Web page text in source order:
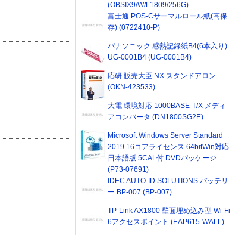
(OBSIX9/W/L1809/256G)
富士通 POS-Cサーマルロール紙(高保
存) (0722410-P)
パナソニック 感熱記録紙B4(6本入り)
UG-0001B4 (UG-0001B4)
応研 販売大臣 NX スタンドアロン
(OKN-423533)
大電 環境対応 1000BASE-T/X メディ
アコンバータ (DN1800SG2E)
Microsoft Windows Server Standard
2019 16コアライセンス 64bitWin対応
日本語版 5CAL付 DVDパッケージ
(P73-07691)
IDEC AUTO-ID SOLUTIONS バッテリ
ー BP-007 (BP-007)
TP-Link AX1800 壁面埋め込み型 Wi-Fi
6アクセスポイント (EAP615-WALL)